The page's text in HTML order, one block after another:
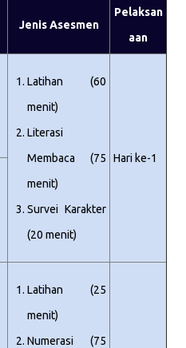
Jenis Asesmen
Pelaksan
aan
Latihan (60
menit)
Literasi
Membaca (75
menit)
Survei Karakter
(20 menit)
Hari ke-1
Latihan (25
menit)
Numerasi (75